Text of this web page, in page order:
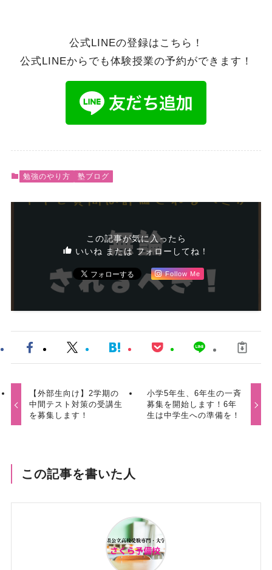
公式LINEの登録はこちら！
公式LINEからでも体験授業の予約ができます！
勉強のやり方 塾ブログ
この記事が気に入ったら
いいね または フォローしてね！
Follow Me
【外部生向け】2学期の
中間テスト対策の受講生
を募集します！
小学5年生、6年生の一斉
募集を開始します！6年
生は中学生への準備を！
この記事を書いた人